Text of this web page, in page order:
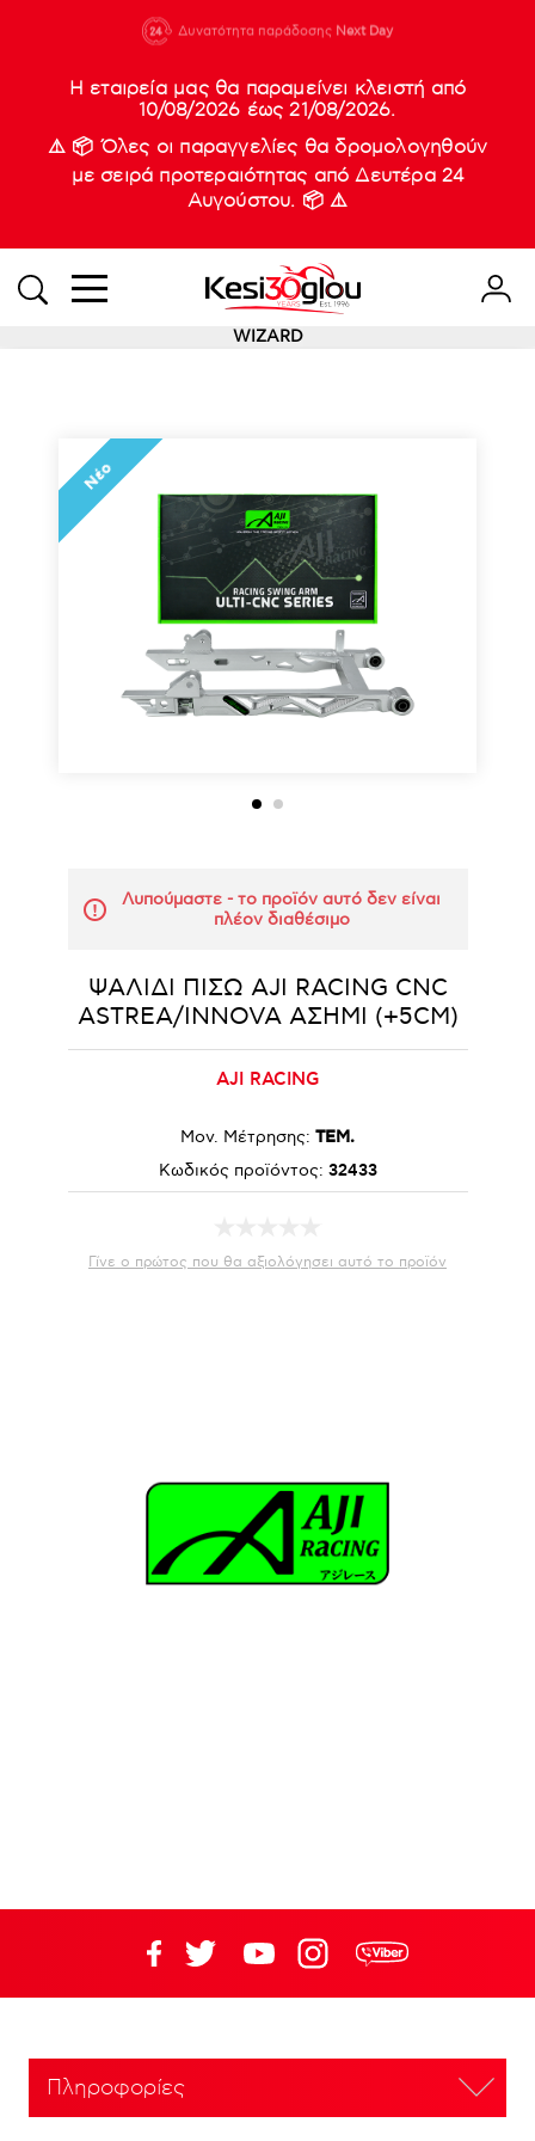
210 88 21
933
Δυνατότητα παράδοσης Next Day
Νέες
Η εταιρεία μας θα παραμείνει κλειστή από
10/08/2026 έως 21/08/2026.
⚠️ 📦 Όλες οι παραγγελίες θα δρομολογηθούν
με σειρά προτεραιότητας από Δευτέρα 24
Αυγούστου. 📦 ⚠️
WIZARD
Νέο
Λυπούμαστε - το προϊόν αυτό δεν είναι
πλέον διαθέσιμο
ΨΑΛΙΔΙ ΠΙΣΩ AJI RACING CNC
ASTREA/INNOVA ΑΣΗΜΙ (+5CM)
AJI RACING
Μον. Μέτρησης: ΤΕΜ.
Κωδικός προϊόντος: 32433
Γίνε ο πρώτος που θα αξιολόγησει αυτό το προϊόν
Πληροφορίες